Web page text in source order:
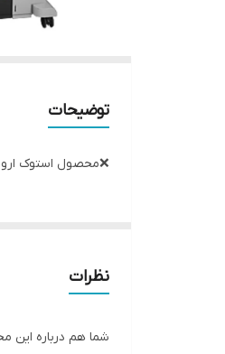
توضیحات
❌️محصول استوک اروپا❌️ کاملا
نظرات
شما هم درباره این